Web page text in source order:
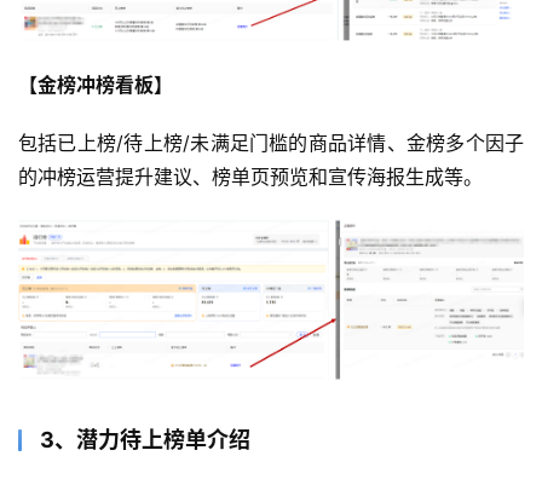
【金榜冲榜看板】
包括已上榜/待上榜/未满足门槛的商品详情、金榜多个因子
的冲榜运营提升建议、榜单页预览和宣传海报生成等。
3、潜力待上榜单介绍